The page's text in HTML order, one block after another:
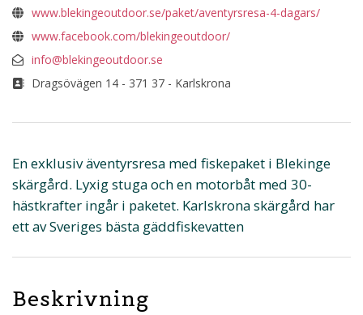
www.blekingeoutdoor.se/paket/aventyrsresa-4-dagars/
www.facebook.com/blekingeoutdoor/
info@blekingeoutdoor.se
Dragsövägen 14 - 371 37 - Karlskrona
En exklusiv äventyrsresa med fiskepaket i Blekinge
skärgård. Lyxig stuga och en motorbåt med 30-
hästkrafter ingår i paketet. Karlskrona skärgård har
ett av Sveriges bästa gäddfiskevatten
Beskrivning